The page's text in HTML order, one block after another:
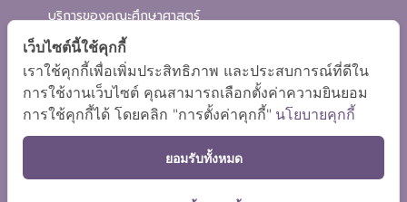
บริการของคณะศึกษาศาสตร์
→ เว็บไซต์คณะศึกษาศาสตร์
→ ระบบจัดการเว็บไซต์
→ ระบบ Admission
→ EDU MIS
→ EDU SIS
เว็บไซต์นี้ใช้คุกกี้
เราใช้คุกกี้เพื่อเพิ่มประสิทธิภาพ และประสบการณ์ที่ดีใน
การใช้งานเว็บไซต์ คุณสามารถเลือกตั้งค่าความยินยอม
การใช้คุกกี้ได้ โดยคลิก "การตั้งค่าคุกกี้" นโยบายคุกกี้
ยอมรับทั้งหมด